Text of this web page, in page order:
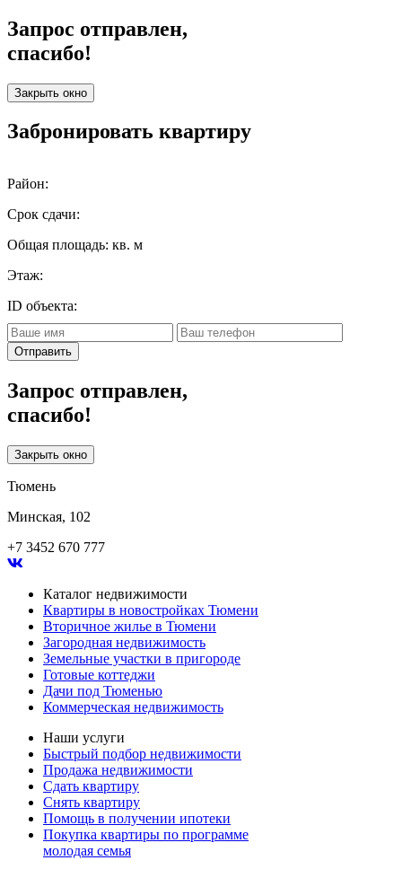
Запрос отправлен,
спасибо!
Закрыть окно
Забронировать квартиру
Район:
Срок сдачи:
Общая площадь: кв. м
Этаж:
ID объекта:
Отправить
Запрос отправлен,
спасибо!
Закрыть окно
Тюмень
Минская, 102
+7 3452 670 777
Каталог недвижимости
Квартиры в новостройках Тюмени
Вторичное жилье в Тюмени
Загородная недвижимость
Земельные участки в пригороде
Готовые коттеджи
Дачи под Тюменью
Коммерческая недвижимость
Наши услуги
Быстрый подбор недвижимости
Продажа недвижимости
Сдать квартиру
Снять квартиру
Помощь в получении ипотеки
Покупка квартиры по программе
молодая семья